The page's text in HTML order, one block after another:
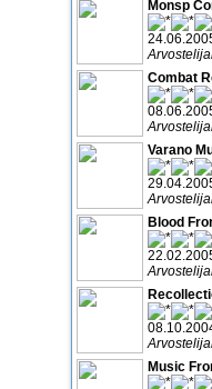
Monsp
Combat
Varano
Blood
Music